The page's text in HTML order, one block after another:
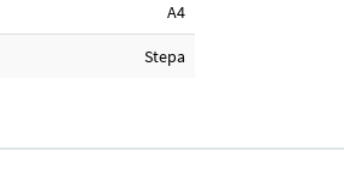
A4
Stepa